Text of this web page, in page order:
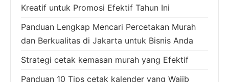
Kreatif untuk Promosi Efektif Tahun Ini
Panduan Lengkap Mencari Percetakan Murah
dan Berkualitas di Jakarta untuk Bisnis Anda
Strategi cetak kemasan murah yang Efektif
Panduan 10 Tips cetak kalender yang Wajib